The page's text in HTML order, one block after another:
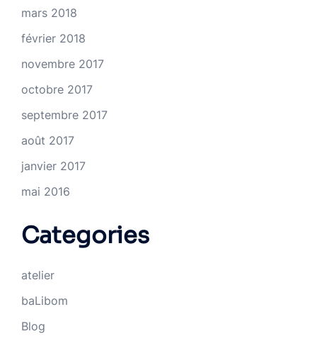
mars 2018
février 2018
novembre 2017
octobre 2017
septembre 2017
août 2017
janvier 2017
mai 2016
Categories
atelier
baLibom
Blog